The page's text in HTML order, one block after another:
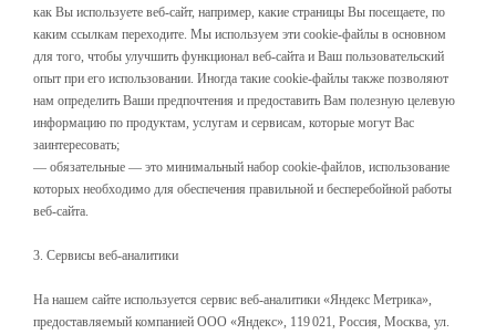
как Вы используете веб-сайт, например, какие страницы Вы посещаете, по
каким ссылкам переходите. Мы используем эти сookie-файлы в основном
для того, чтобы улучшить функционал веб-сайта и Ваш пользовательский
опыт при его использовании. Иногда такие сookie-файлы также позволяют
нам определить Ваши предпочтения и предоставить Вам полезную целевую
информацию по продуктам, услугам и сервисам, которые могут Вас
заинтересовать;
— обязательные — это минимальный набор сookie-файлов, использование
которых необходимо для обеспечения правильной и бесперебойной работы
веб-сайта.
3. Сервисы веб-аналитики
На нашем сайте используется сервис веб-аналитики «Яндекс Метрика»,
предоставляемый компанией ООО «Яндекс», 119 021, Россия, Москва, ул.